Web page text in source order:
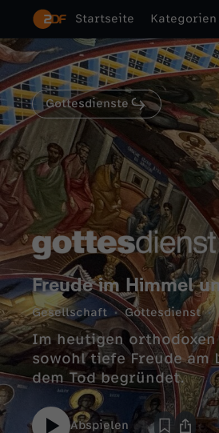
Startseite Kategorien
Gottesdienste
Freude im Himmel
Gesellschaft Gottesdienst
Im heutigen
sowohl tiefe Freude am
dem Tod begründet.
Abspielen